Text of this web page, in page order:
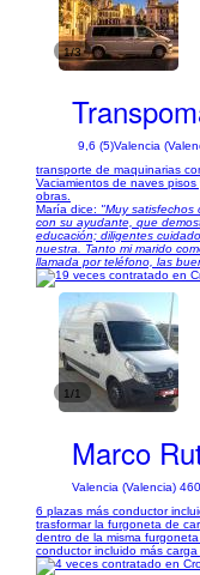
1/3
9,6 (5)Valencia
transporte de maquinarias
Vaciamientos de naves
obras.
María dice: "Muy satisfechos
con su ayudante, que
educación; diligentes
nuestra. Tanto mi marido
llamada por teléfono, las
1/1
Marco
Valencia (Valencia)
6 plazas más conductor
trasformar la furgoneta de
dentro de la misma
conductor incluido más